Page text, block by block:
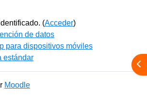
(Acceder)
de datos
para dispositivos móviles
estándar
Moodle